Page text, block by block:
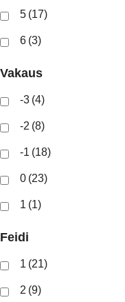
5 (17)
6 (3)
Vakaus
-3 (4)
-2 (8)
-1 (18)
0 (23)
1 (1)
Feidi
1 (21)
2 (9)